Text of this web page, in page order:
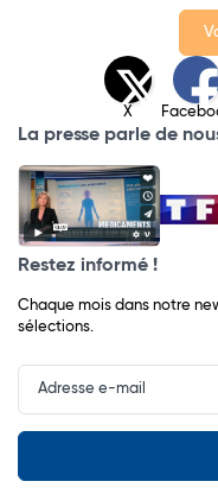
X
La presse parle de
Restez informé !
Chaque mois dans notre
sélections.
Input
Newsletter